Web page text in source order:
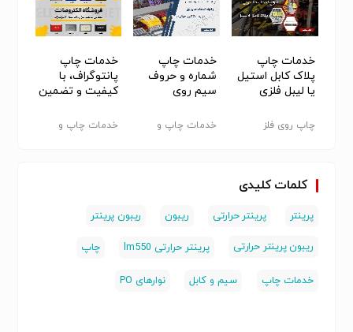
خدمات چاپ
پلاک کابل استیل
یا لیبل فلزی
چاپ روی فلز
خدمات چاپ
شماره و حروف
سیم روی
پانتوگراف
خدمات چاپ و
خدمات چاپ
پانتوگراف، با
کیفیت و تضمین
شما
خدمات چاپ و
کلمات کلیدی
پرینتر پرینتر حرارتی ریبون ریبون پرینتر
ریبون پرینتر حرارتی پرینتر حرارتی lm550 چاپ
خدمات چاپ سیم و کابل نوارهای PO